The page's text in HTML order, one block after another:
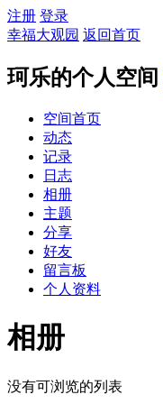
注册 登录
幸福大观园 返回首页
珂乐的个人空间
空间首页
动态
记录
日志
相册
主题
分享
好友
留言板
个人资料
相册
没有可浏览的列表